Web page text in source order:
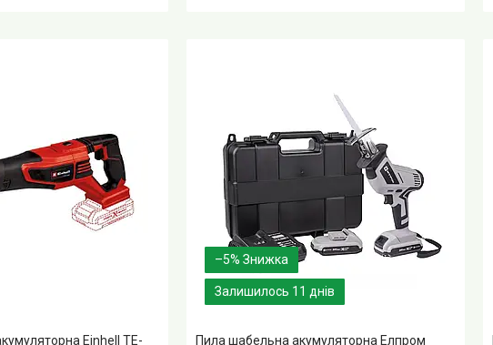
Einhell TE-
–5%
Залишилось 11 днів
Пила шабельна акумуляторна Елпром